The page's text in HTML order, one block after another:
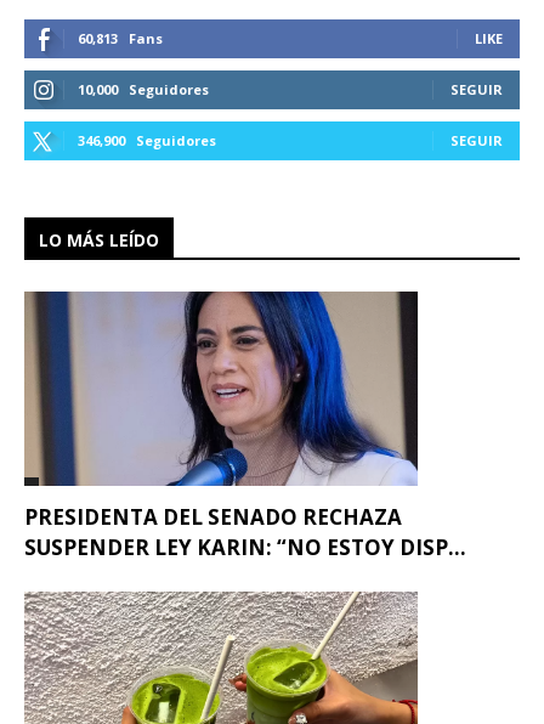
60,813 Fans LIKE
10,000 Seguidores SEGUIR
346,900 Seguidores SEGUIR
LO MÁS LEÍDO
PRESIDENTA DEL SENADO RECHAZA
SUSPENDER LEY KARIN: “NO ESTOY DISP...